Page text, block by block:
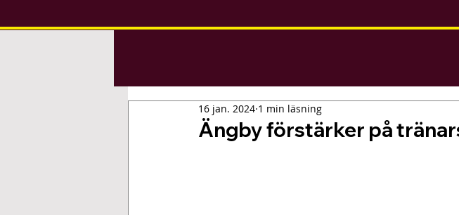
Ängby förstärker på
16 jan. 2024 1 min läsning